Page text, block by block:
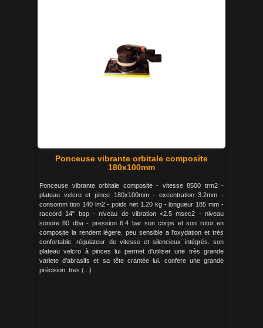
Ponceuse vibrante orbitale composite
180x100mm
Ponceuse vibrante orbitale composite - vitesse 8500 trm2 -
plateau velcro et pince 180x100mm - excentration 3.2mm -
consomm tion 140 lm2 - poids net 1.20 kg - longueur 185 mm -
raccord 14" bsp - niveau de vibration <2.5 msec2 - niveau
sonore 80 dba - pression 6.4 bar son corps et son rotor en
composite la rendent légere. peu sensible a l'oxydation et très
confortable. régulateur de vitesse et silencieux intégrés. son
plateau velcro à pinces lui permet d'utiliser une très grande
variete d'abrasifs et sa tête crantée lui. confere une grande
précision. tres (...)